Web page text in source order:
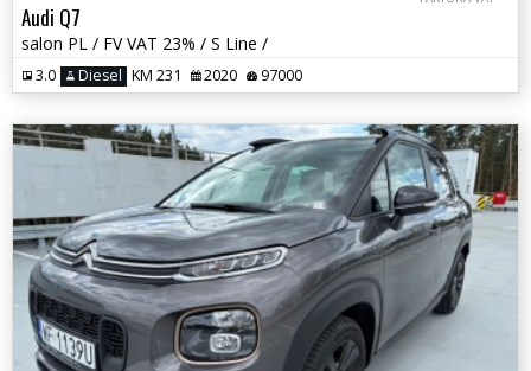
Audi Q7
salon PL / FV VAT 23% / S Line /
3.0 Diesel KM 231 2020 97000